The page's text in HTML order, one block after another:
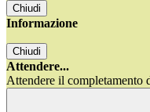
Chiudi
Informazione
Chiudi
Attendere...
Attendere il completamento